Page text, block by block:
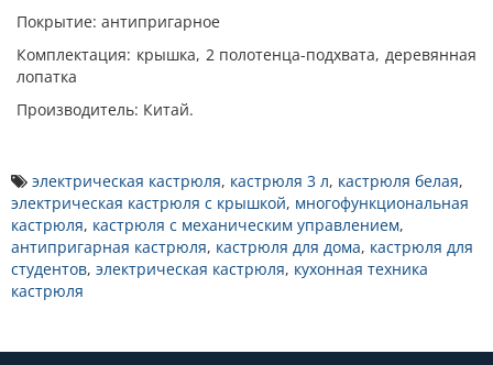
Покрытие: антипригарное
Комплектация: крышка, 2 полотенца-подхвата, деревянная
лопатка
Производитель: Китай.
электрическая кастрюля, кастрюля 3 л, кастрюля белая,
электрическая кастрюля с крышкой, многофункциональная
кастрюля, кастрюля с механическим управлением,
антипригарная кастрюля, кастрюля для дома, кастрюля для
студентов, электрическая кастрюля, кухонная техника
кастрюля